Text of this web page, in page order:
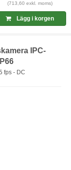
(713,60 exkl. moms)
Lägg i korgen
IPC-
fps - DC